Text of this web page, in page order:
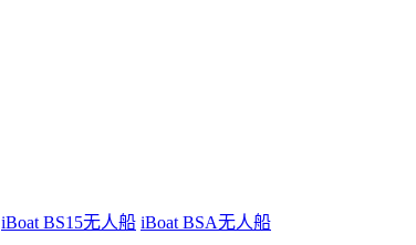
iBoat BS15无人船 iBoat BSA无人船